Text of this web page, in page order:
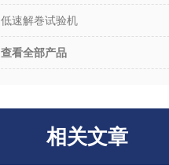
低速解巻试验机
查看全部产品
相关文章